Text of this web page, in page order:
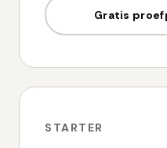
Gratis
STARTER